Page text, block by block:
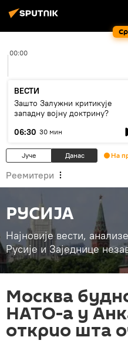
00:00
ВЕСТИ
Зашто Залужни критикује
западну војну доктрину?
06:30 30 мин
Јуче Данас На
Реемитери
РУСИЈА
Најновије вести,
Русије и Заједнице
Москва
НАТО-а у
открио шта